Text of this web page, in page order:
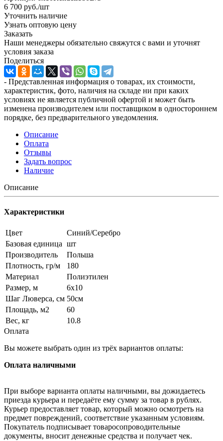
6 700 руб./шт
Уточнить наличие
Узнать оптовую цену
Заказать
Наши менеджеры обязательно свяжутся с вами и уточнят
условия заказа
Поделиться
- Представленная информация о товарах, их стоимости,
характеристик, фото, наличия на складе ни при каких
условиях не является публичной офертой и может быть
изменена производителем или поставщиком в одностороннем
порядке, без предварительного уведомления.
Описание
Оплата
Отзывы
Задать вопрос
Наличие
Описание
Характеристики
Цвет
Синий/Серебро
Базовая единица шт
Производитель
Польша
Плотность, гр/м
180
Материал
Полиэтилен
Размер, м
6x10
Шаг Люверса, см 50см
Площадь, м2
60
Вес, кг
10.8
Оплата
Вы можете выбрать один из трёх вариантов оплаты:
Оплата наличными
При выборе варианта оплаты наличными, вы дожидаетесь
приезда курьера и передаёте ему сумму за товар в рублях.
Курьер предоставляет товар, который можно осмотреть на
предмет повреждений, соответствие указанным условиям.
Покупатель подписывает товаросопроводительные
документы, вносит денежные средства и получает чек.